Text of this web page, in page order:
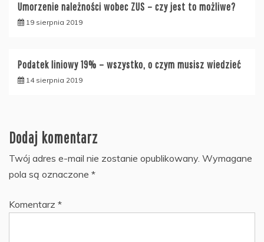
Umorzenie należności wobec ZUS – czy jest to możliwe?
19 sierpnia 2019
Podatek liniowy 19% – wszystko, o czym musisz wiedzieć
14 sierpnia 2019
Dodaj komentarz
Twój adres e-mail nie zostanie opublikowany. Wymagane
pola są oznaczone *
Komentarz *